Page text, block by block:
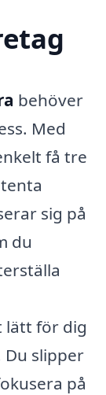
behöver
Med
få tre
sig på
du
lätt för dig
slipper
på